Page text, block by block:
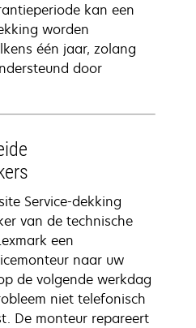
kan een
worden
één jaar, zolang
door
Service-dekking
van de technische
een
naar uw
de volgende werkdag
niet telefonisch
De monteur repareert